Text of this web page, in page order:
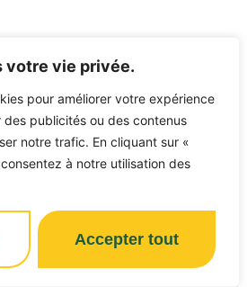
votre vie privée.
pour améliorer votre expérience
publicités ou des contenus
notre trafic. En cliquant sur «
à notre utilisation des
Accepter tout
101!